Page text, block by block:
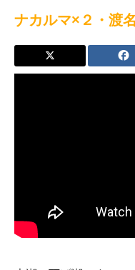
ナカルマ×２・渡